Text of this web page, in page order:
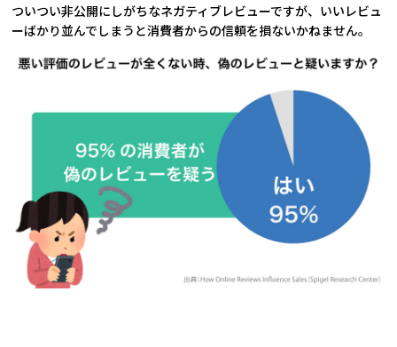
ついつい非公開にしがちなネガティブレビューですが、いいレビュ
ーばかり並んでしまうと消費者からの信頼を損ないかねません。